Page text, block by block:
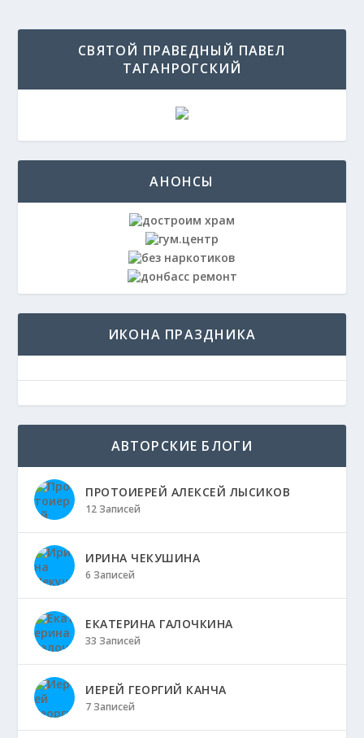
СВЯТОЙ ПРАВЕДНЫЙ ПАВЕЛ
ТАГАНРОГСКИЙ
АНОНСЫ
ИКОНА ПРАЗДНИКА
АВТОРСКИЕ БЛОГИ
ПРОТОИЕРЕЙ АЛЕКСЕЙ ЛЫСИКОВ
12 Записей
ИРИНА ЧЕКУШИНА
6 Записей
ЕКАТЕРИНА ГАЛОЧКИНА
33 Записей
ИЕРЕЙ ГЕОРГИЙ КАНЧА
7 Записей